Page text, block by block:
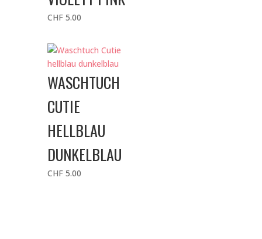
CHF5.00
WASCHTUCH
CUTIE
HELLBLAU
DUNKELBLAU
CHF5.00